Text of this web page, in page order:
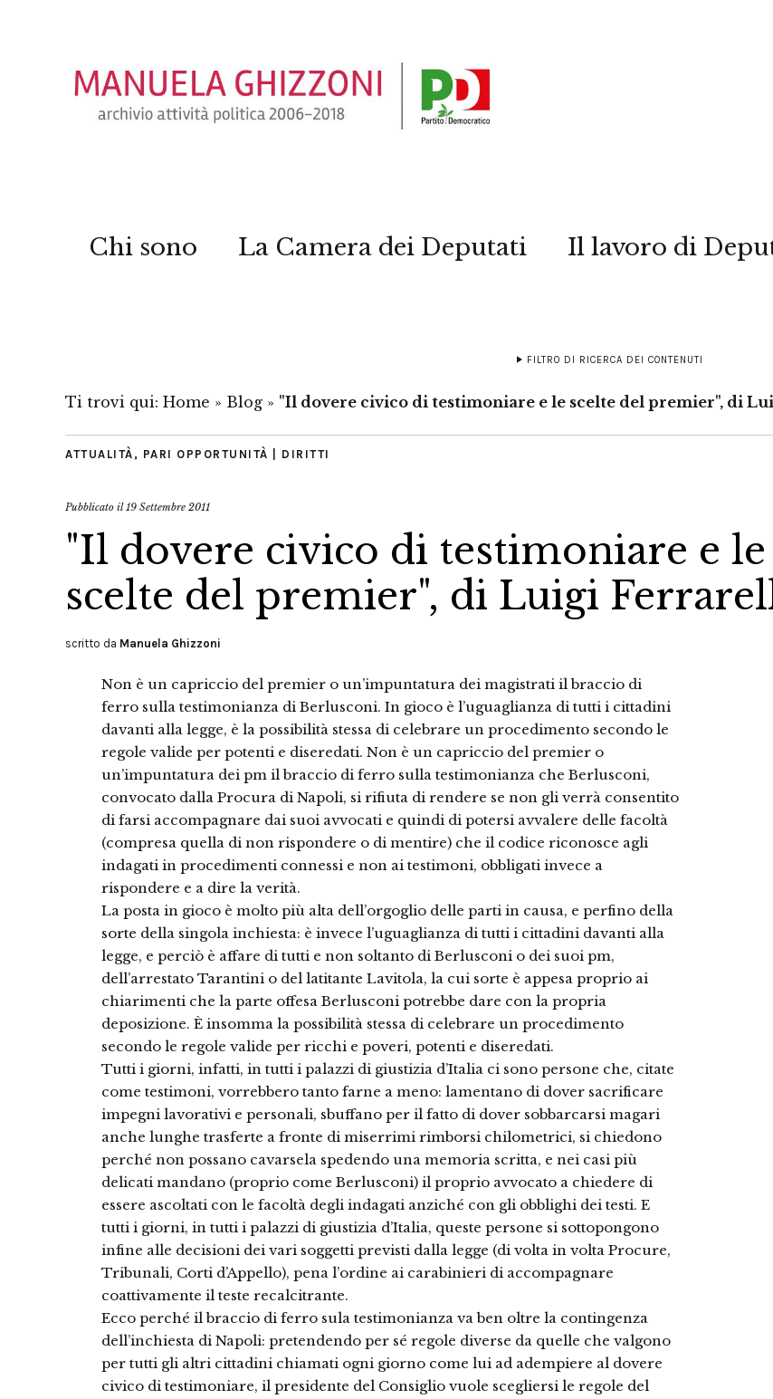
Chi sono La Camera dei Deputati Il lavoro di
FILTRO DI RICERCA DEI CONTENUTI
Ti trovi qui: Home » Blog » "Il dovere civico di testimoniare e le scelte del premier", di
ATTUALITÀ , PARI OPPORTUNITÀ | DIRITTI
Pubblicato il19 Settembre 2011
"Il dovere civico di testimoniare e le
scelte del premier", di Luigi
scritto da Manuela Ghizzoni
Non è un capriccio del premier o un’impuntatura dei magistrati il braccio di
ferro sulla testimonianza di Berlusconi. In gioco è l’uguaglianza di tutti i cittadini
davanti alla legge, è la possibilità stessa di celebrare un procedimento secondo le
regole valide per potenti e diseredati. Non è un capriccio del premier o
un’impuntatura dei pm il braccio di ferro sulla testimonianza che Berlusconi,
convocato dalla Procura di Napoli, si rifiuta di rendere se non gli verrà consentito
di farsi accompagnare dai suoi avvocati e quindi di potersi avvalere delle facoltà
(compresa quella di non rispondere o di mentire) che il codice riconosce agli
indagati in procedimenti connessi e non ai testimoni, obbligati invece a
rispondere e a dire la verità.
La posta in gioco è molto più alta dell’orgoglio delle parti in causa, e perfino della
sorte della singola inchiesta: è invece l’uguaglianza di tutti i cittadini davanti alla
legge, e perciò è affare di tutti e non soltanto di Berlusconi o dei suoi pm,
dell’arrestato Tarantini o del latitante Lavitola, la cui sorte è appesa proprio ai
chiarimenti che la parte offesa Berlusconi potrebbe dare con la propria
deposizione. È insomma la possibilità stessa di celebrare un procedimento
secondo le regole valide per ricchi e poveri, potenti e diseredati.
Tutti i giorni, infatti, in tutti i palazzi di giustizia d’Italia ci sono persone che, citate
come testimoni, vorrebbero tanto farne a meno: lamentano di dover sacrificare
impegni lavorativi e personali, sbuffano per il fatto di dover sobbarcarsi magari
anche lunghe trasferte a fronte di miserrimi rimborsi chilometrici, si chiedono
perché non possano cavarsela spedendo una memoria scritta, e nei casi più
delicati mandano (proprio come Berlusconi) il proprio avvocato a chiedere di
essere ascoltati con le facoltà degli indagati anziché con gli obblighi dei testi. E
tutti i giorni, in tutti i palazzi di giustizia d’Italia, queste persone si sottopongono
infine alle decisioni dei vari soggetti previsti dalla legge (di volta in volta Procure,
Tribunali, Corti d’Appello), pena l’ordine ai carabinieri di accompagnare
coattivamente il teste recalcitrante.
Ecco perché il braccio di ferro sula testimonianza va ben oltre la contingenza
dell’inchiesta di Napoli: pretendendo per sé regole diverse da quelle che valgono
per tutti gli altri cittadini chiamati ogni giorno come lui ad adempiere al dovere
civico di testimoniare, il presidente del Consiglio vuole scegliersi le regole del